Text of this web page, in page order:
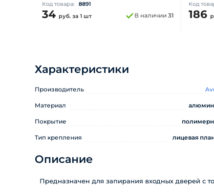
Код товара: 8891
34 руб. за 1 шт В наличии 31
Код
186
Характеристики
Производитель
Материал
Покрытие
Тип крепления лицевая
Описание
Предназначен для запирания входных дверей с